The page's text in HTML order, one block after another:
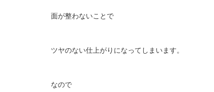
面が整わないことで
ツヤのない仕上がりになってしまいます。
なので